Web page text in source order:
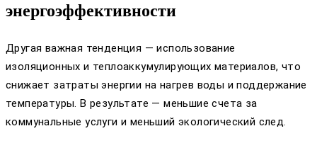
энергоэффективности
Другая важная тенденция — использование
изоляционных и теплоаккумулирующих материалов, что
снижает затраты энергии на нагрев воды и поддержание
температуры. В результате — меньшие счета за
коммунальные услуги и меньший экологический след.